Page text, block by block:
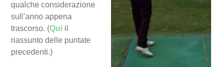
qualche considerazione
sull’anno appena
trascorso. (Qui il
riassunto delle puntate
precedenti.)